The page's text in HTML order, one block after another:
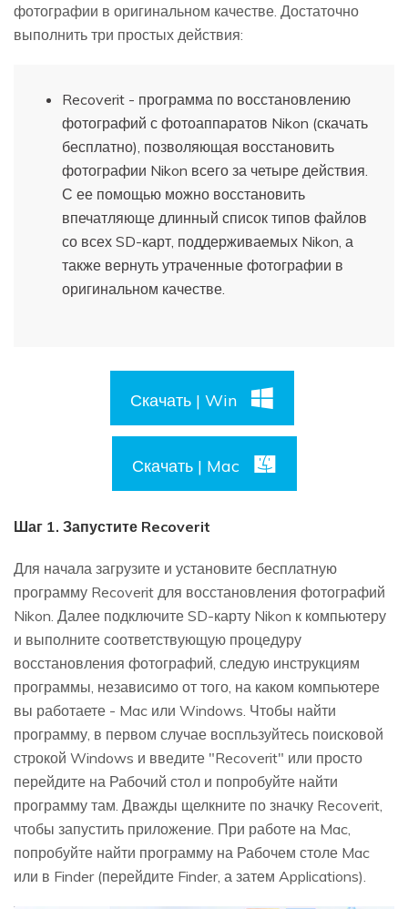
фотографии в оригинальном качестве. Достаточно
выполнить три простых действия:
Recoverit - программа по восстановлению
фотографий с фотоаппаратов Nikon (скачать
бесплатно), позволяющая восстановить
фотографии Nikon всего за четыре действия.
С ее помощью можно восстановить
впечатляюще длинный список типов файлов
со всех SD-карт, поддерживаемых Nikon, а
также вернуть утраченные фотографии в
оригинальном качестве.
Скачать | Win
Скачать | Mac
Шаг 1. Запустите Recoverit
Для начала загрузите и установите бесплатную
программу Recoverit для восстановления фотографий
Nikon. Далее подключите SD-карту Nikon к компьютеру
и выполните соответствующую процедуру
восстановления фотографий, следую инструкциям
программы, независимо от того, на каком компьютере
вы работаете - Mac или Windows. Чтобы найти
программу, в первом случае воспльзуйтесь поисковой
строкой Windows и введите "Recoverit" или просто
перейдите на Рабочий стол и попробуйте найти
программу там. Дважды щелкните по значку Recoverit,
чтобы запустить приложение. При работе на Mac,
попробуйте найти программу на Рабочем столе Mac
или в Finder (перейдите Finder, а затем Applications).